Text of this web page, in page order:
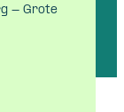
- Grote